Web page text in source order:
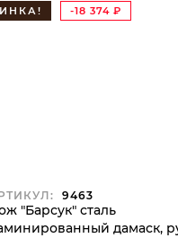
-18 374₽
9463
"Барсук" сталь
дамаск,